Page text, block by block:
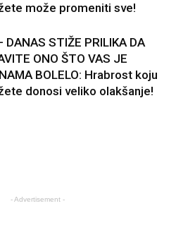
može promeniti sve!
DANAS STIŽE PRILIKA DA
ONO ŠTO VAS JE
BOLELO: Hrabrost koju
donosi veliko olakšanje!
- Advertisement -